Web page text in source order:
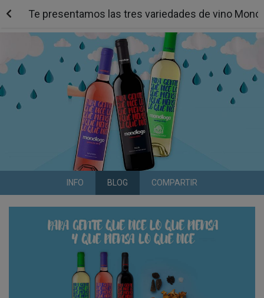
Te presentamos las tres variedades de vino
INFO BLOG COMPARTIR